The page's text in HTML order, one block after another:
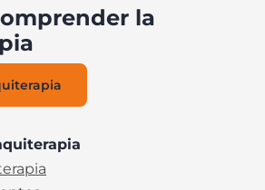
la